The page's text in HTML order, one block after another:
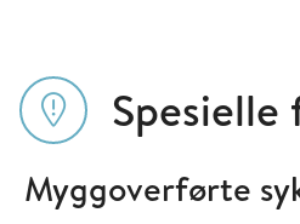
Myggoverførte